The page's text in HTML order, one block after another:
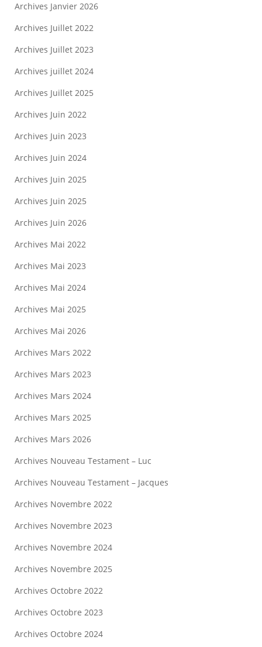
Archives Janvier 2026
Archives Juillet 2022
Archives Juillet 2023
Archives juillet 2024
Archives Juillet 2025
Archives Juin 2022
Archives Juin 2023
Archives Juin 2024
Archives Juin 2025
Archives Juin 2025
Archives Juin 2026
Archives Mai 2022
Archives Mai 2023
Archives Mai 2024
Archives Mai 2025
Archives Mai 2026
Archives Mars 2022
Archives Mars 2023
Archives Mars 2024
Archives Mars 2025
Archives Mars 2026
Archives Nouveau Testament – Luc
Archives Nouveau Testament – Jacques
Archives Novembre 2022
Archives Novembre 2023
Archives Novembre 2024
Archives Novembre 2025
Archives Octobre 2022
Archives Octobre 2023
Archives Octobre 2024